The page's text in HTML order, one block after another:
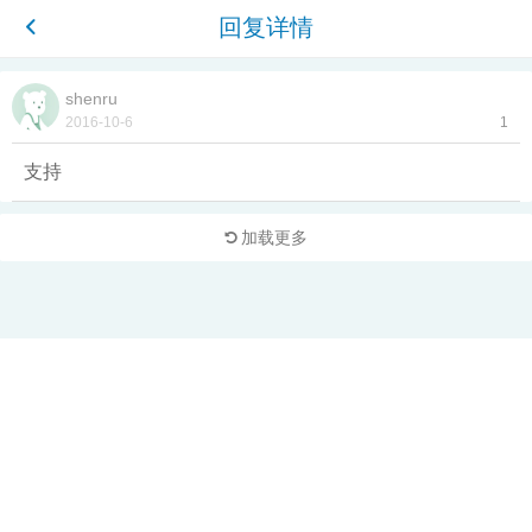
回复详情
shenru
2016-10-6 1
支持
加载更多